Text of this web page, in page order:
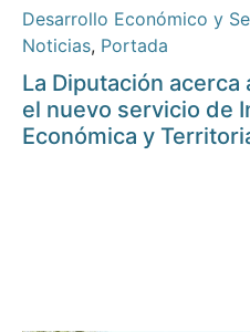
Desarrollo Económico y
Noticias, Portada
La Diputación
el nuevo servicio de
Económica y